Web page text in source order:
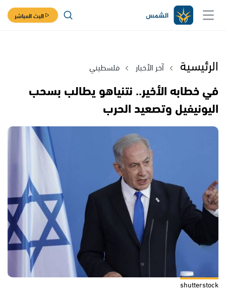
البث المباشر
الرئيسية آخر الأخبار فلسطيني
في خطابه الأخير.. نتنياهو يطالب بسحب
اليونيفيل وتصعيد الحرب
shutterstock